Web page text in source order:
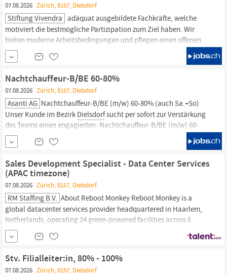
07.08.2026 Zürich, 8157, Dielsdorf
Stiftung Vivendra adäquat ausgebildete Fachkräfte, welche
motiviert die bestmögliche Partizipation zum Ziel haben. Wir
bieten moderne Arbeitsbedingungen und pflegen einen offenen
Führungsstil. Zur Ergänzung unseres Teams suchen wir ab 1.
Oktober 2026 oder nach Vereinbarung für unseren Bereich
Finanzen & Controlling in
erfahrene,...
Nachtchauffeur-B/BE 60-80%
07.08.2026 Zürich, 8157, Dielsdorf
Asanti AG Nachtchauffeur-B/BE (m/w) 60-80% (auch Sa.+So)
Unser Kunde im Bezirk Dielsdorfsucht per sofort zur Verstärkung
des Teams einen engagierten: Nachtchauffeur-B/BE (m/w) 60-
80% (auch Sa.+So) Deine Aufgaben: Sicheres und termingerechtes
Ausliefern frischer Lebensmittel an unsere Filialen Be- und
Transportfahrzeuge
Sales Development Specialist - Data Center Services
(APAC timezone)
07.08.2026 Zürich, 8157, Dielsdorf
RM Staffing B.V. About Reboot Monkey Reboot Monkey is a
global datacenter services provider headquartered in Haarlem,
Netherlands, operating 24 green-powered facilities across 6
continents. We deliver colocation, IP transit, smart hands, remote
hands, and managed datacenter services to clients worldwide.
backbone of the...
Stv. Filialleiter:in, 80% - 100%
07.08.2026 Zürich, 8157, Dielsdorf